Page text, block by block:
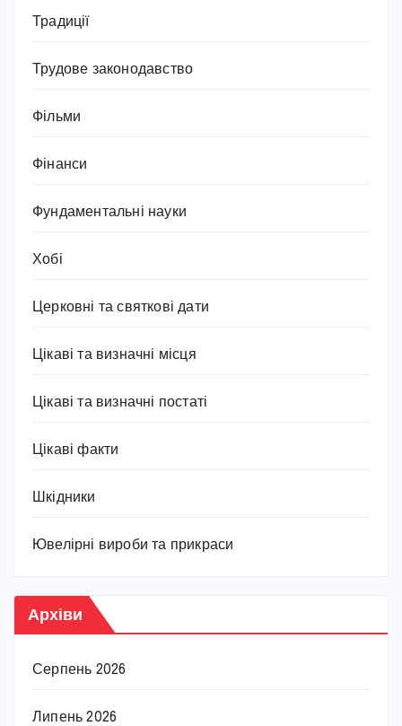
Традиції
Трудове законодавство
Фільми
Фінанси
Фундаментальні науки
Хобі
Церковні та святкові дати
Цікаві та визначні місця
Цікаві та визначні постаті
Цікаві факти
Шкідники
Ювелірні вироби та прикраси
Архіви
Серпень 2026
Липень 2026